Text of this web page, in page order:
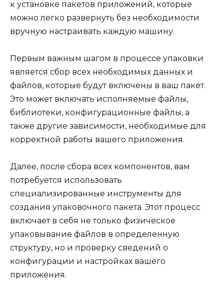
к установке пакетов приложений, которые
можно легко развернуть без необходимости
вручную настраивать каждую машину.
Первым важным шагом в процессе упаковки
является сбор всех необходимых данных и
файлов, которые будут включены в ваш пакет.
Это может включать исполняемые файлы,
библиотеки, конфигурационные файлы, а
также другие зависимости, необходимые для
корректной работы вашего приложения.
Далее, после сбора всех компонентов, вам
потребуется использовать
специализированные инструменты для
создания упаковочного пакета. Этот процесс
включает в себя не только физическое
упаковывание файлов в определенную
структуру, но и проверку сведений о
конфигурации и настройках вашего
приложения.